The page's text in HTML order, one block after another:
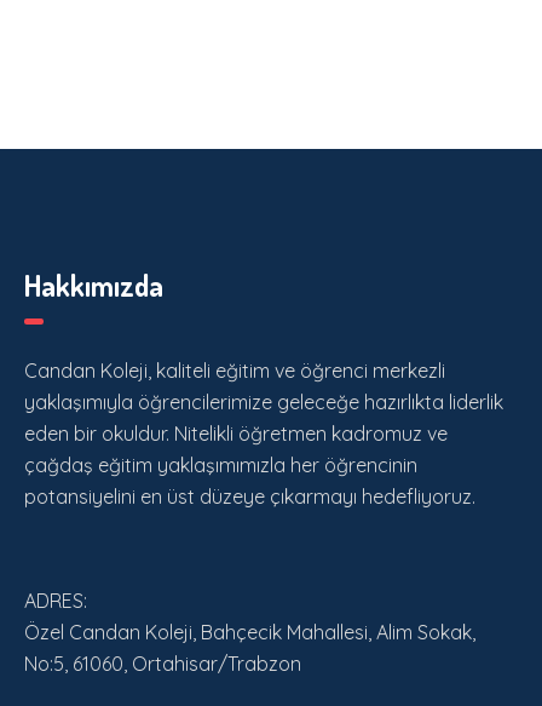
Hakkımızda
Candan Koleji, kaliteli eğitim ve öğrenci merkezli
yaklaşımıyla öğrencilerimize geleceğe hazırlıkta liderlik
eden bir okuldur. Nitelikli öğretmen kadromuz ve
çağdaş eğitim yaklaşımımızla her öğrencinin
potansiyelini en üst düzeye çıkarmayı hedefliyoruz.
ADRES:
Özel Candan Koleji, Bahçecik Mahallesi, Alim Sokak,
No:5, 61060, Ortahisar/Trabzon